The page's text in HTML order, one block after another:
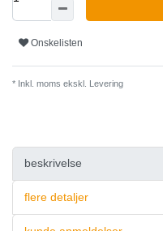
Onskelisten
* Inkl. moms ekskl. Levering
beskrivelse
flere detaljer